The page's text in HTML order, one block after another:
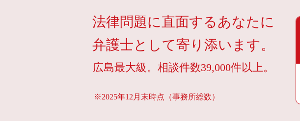
法律問題に直面するあなたに
弁護士として寄り添います。
広島最大級。相談件数39,000件以上。
※2025年12月末時点（事務所総数）